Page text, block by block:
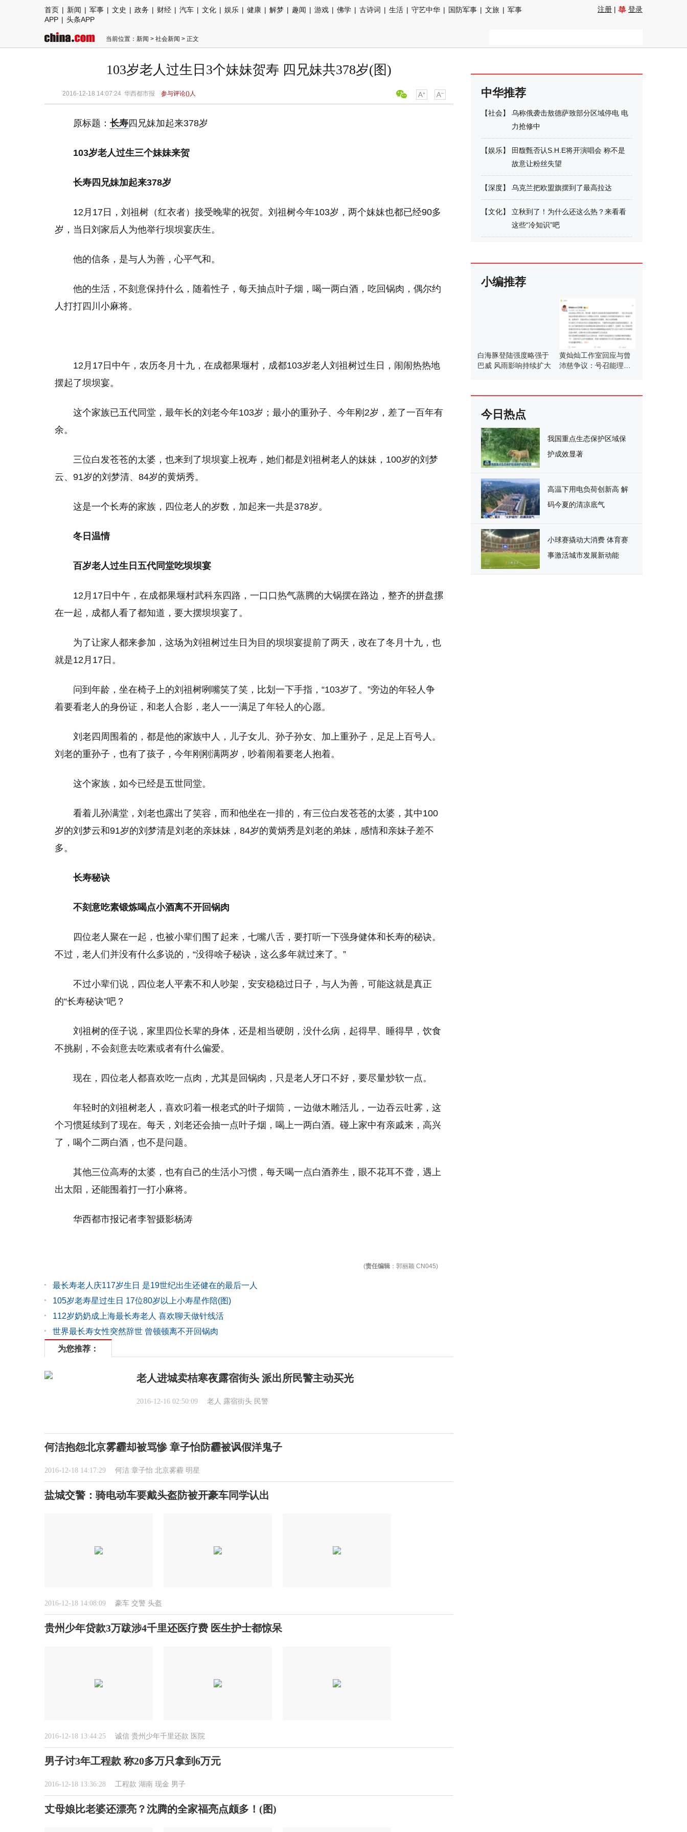
首页 | 新闻 | 军事 | 文史 | 政务 | 财经 | 汽车 | 文化 | 娱乐 | 健康 | 解梦 | 趣闻 | 游戏 | 佛学 | 古诗词 | 生活 | 守艺中华 | 国防军事 | 文旅 | 军事
APP | 头条APP
注册 | 登录
当前位置： 新闻 > 社会新闻 > 正文
103岁老人过生日3个妹妹贺寿 四兄妹共378岁(图)
2016-12-18 14:07:24 华西都市报 参与评论()人
原标题： 长寿四兄妹加起来378岁
103岁老人过生三个妹妹来贺
长寿四兄妹加起来378岁
12月17日，刘祖树（红衣者）接受晚辈的祝贺。刘祖树今年103岁，两个妹妹也都已经90多
岁，当日刘家后人为他举行坝坝宴庆生。
他的信条，是与人为善，心平气和。
他的生活，不刻意保持什么，随着性子，每天抽点叶子烟，喝一两白酒，吃回锅肉，偶尔约
人打打四川小麻将。
12月17日中午，农历冬月十九，在成都果堰村，成都103岁老人刘祖树过生日，闹闹热热地
摆起了坝坝宴。
这个家族已五代同堂，最年长的刘老今年103岁；最小的重孙子、今年刚2岁，差了一百年有
余。
三位白发苍苍的太婆，也来到了坝坝宴上祝寿，她们都是刘祖树老人的妹妹，100岁的刘梦
云、91岁的刘梦清、84岁的黄炳秀。
这是一个长寿的家族，四位老人的岁数，加起来一共是378岁。
冬日温情
百岁老人过生日五代同堂吃坝坝宴
12月17日中午，在成都果堰村武科东四路，一口口热气蒸腾的大锅摆在路边，整齐的拼盘摞
在一起，成都人看了都知道，要大摆坝坝宴了。
为了让家人都来参加，这场为刘祖树过生日为目的坝坝宴提前了两天，改在了冬月十九，也
就是12月17日。
问到年龄，坐在椅子上的刘祖树咧嘴笑了笑，比划一下手指，“103岁了。”旁边的年轻人争
着要看老人的身份证，和老人合影，老人一一满足了年轻人的心愿。
刘老四周围着的，都是他的家族中人，儿子女儿、孙子孙女、加上重孙子，足足上百号人。
刘老的重孙子，也有了孩子，今年刚刚满两岁，吵着闹着要老人抱着。
这个家族，如今已经是五世同堂。
看着儿孙满堂，刘老也露出了笑容，而和他坐在一排的，有三位白发苍苍的太婆，其中100
岁的刘梦云和91岁的刘梦清是刘老的亲妹妹，84岁的黄炳秀是刘老的弟妹，感情和亲妹子差不
多。
长寿秘诀
不刻意吃素锻炼喝点小酒离不开回锅肉
四位老人聚在一起，也被小辈们围了起来，七嘴八舌，要打听一下强身健体和长寿的秘诀。
不过，老人们并没有什么多说的，“没得啥子秘诀，这么多年就过来了。”
不过小辈们说，四位老人平素不和人吵架，安安稳稳过日子，与人为善，可能这就是真正
的“长寿秘诀”吧？
刘祖树的侄子说，家里四位长辈的身体，还是相当硬朗，没什么病，起得早、睡得早，饮食
不挑剔，不会刻意去吃素或者有什么偏爱。
现在，四位老人都喜欢吃一点肉，尤其是回锅肉，只是老人牙口不好，要尽量炒软一点。
年轻时的刘祖树老人，喜欢叼着一根老式的叶子烟筒，一边做木雕活儿，一边吞云吐雾，这
个习惯延续到了现在。每天，刘老还会抽一点叶子烟，喝上一两白酒。碰上家中有亲戚来，高兴
了，喝个二两白酒，也不是问题。
其他三位高寿的太婆，也有自己的生活小习惯，每天喝一点白酒养生，眼不花耳不聋，遇上
出太阳，还能围着打一打小麻将。
华西都市报记者李智摄影杨涛
(责任编辑 ：郭丽颖 CN045)
最长寿老人庆117岁生日 是19世纪出生还健在的最后一人
105岁老寿星过生日 17位80岁以上小寿星作陪(图)
112岁奶奶成上海最长寿老人 喜欢聊天做针线活
世界最长寿女性突然辞世 曾顿顿离不开回锅肉
为您推荐：
老人进城卖桔寒夜露宿街头 派出所民警主动买光
2016-12-16 02:50:09 老人 露宿街头 民警
何洁抱怨北京雾霾却被骂惨 章子怡防霾被讽假洋鬼子
2016-12-18 14:17:29 何洁 章子怡 北京雾霾 明星
盐城交警：骑电动车要戴头盔防被开豪车同学认出
2016-12-18 14:08:09 豪车 交警 头盔
贵州少年贷款3万跋涉4千里还医疗费 医生护士都惊呆
2016-12-18 13:44:25 诚信 贵州少年千里还款 医院
男子讨3年工程款 称20多万只拿到6万元
2016-12-18 13:36:28 工程款 湖南 现金 男子
丈母娘比老婆还漂亮？沈腾的全家福亮点颇多！(图)
中华推荐
【社会】
乌称俄袭击敖德萨致部分区域停电 电
力抢修中
【娱乐】
田馥甄否认S.H.E将开演唱会 称不是
故意让粉丝失望
【深度】 乌克兰把欧盟旗摆到了最高拉达
【文化】
立秋到了！为什么还这么热？来看看
这些“冷知识”吧
小编推荐
白海豚登陆强度略强于
巴威 风雨影响持续扩大
黄灿灿工作室回应与曾
沛慈争议：号召能理智
今日热点
我国重点生态保护区域保
护成效显著
高温下用电负荷创新高 解
码今夏的清凉底气
小球赛撬动大消费 体育赛
事激活城市发展新动能